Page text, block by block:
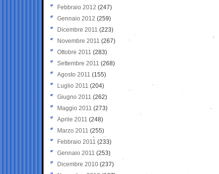
Febbraio 2012 (247)
Gennaio 2012 (259)
Dicembre 2011 (223)
Novembre 2011 (267)
Ottobre 2011 (283)
Settembre 2011 (268)
Agosto 2011 (155)
Luglio 2011 (204)
Giugno 2011 (262)
Maggio 2011 (273)
Aprile 2011 (248)
Marzo 2011 (255)
Febbraio 2011 (233)
Gennaio 2011 (253)
Dicembre 2010 (237)